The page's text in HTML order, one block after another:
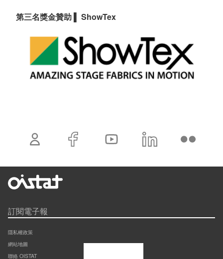
第三名獎金贊助 ShowTex
訂閱電子報
隱私權政策
網站地圖
聯絡 OISTAT